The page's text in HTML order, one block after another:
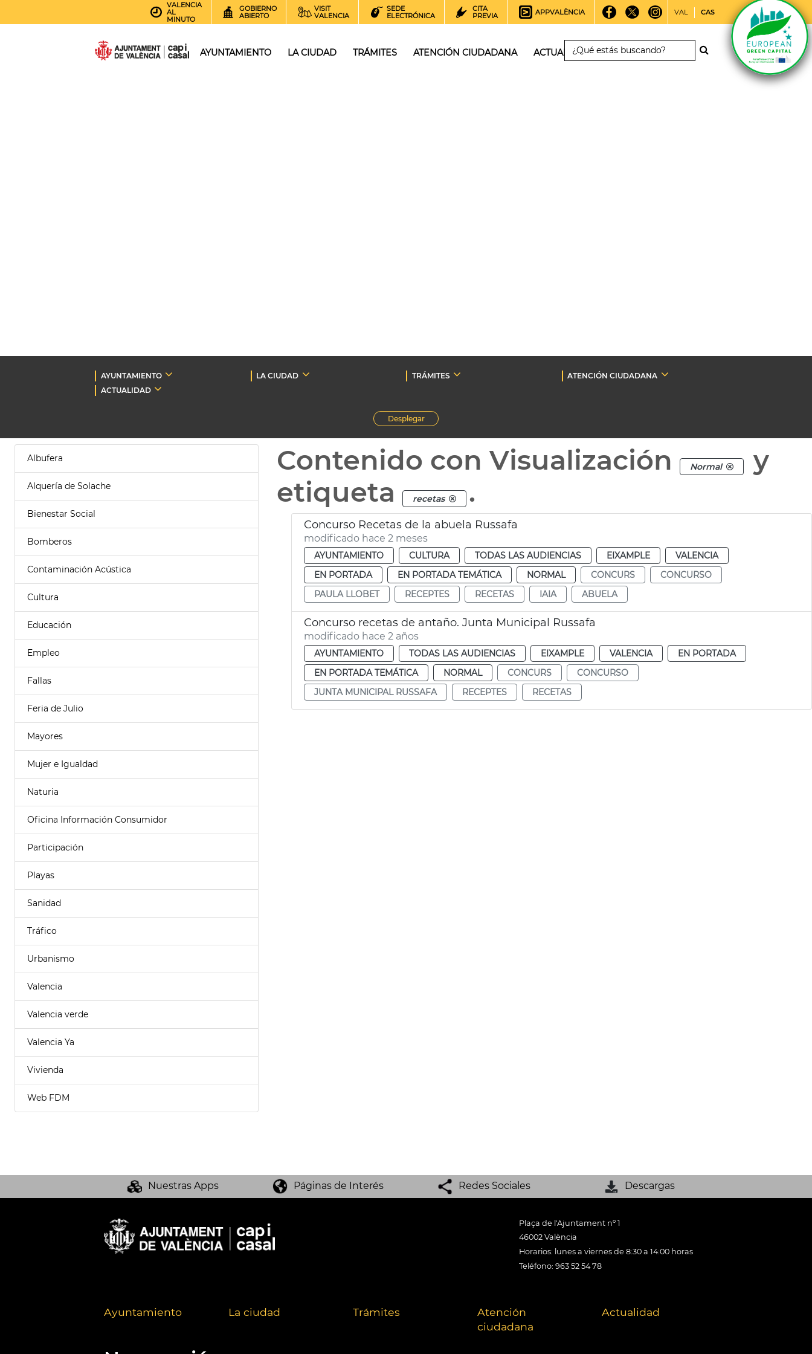
VALENCIA
AL
MINUTO
GOBIERNO
ABIERTO
VISIT
VALENCIA
SEDE
ELECTRÓNICA
CITA
PREVIA
APPVALÈNCIA VAL CAS
AYUNTAMIENTO LA CIUDAD TRÁMITES ATENCIÓN CIUDADANA ACTUALIDAD
AYUNTAMIENTO LA CIUDAD TRÁMITES
ATENCIÓN CIUDADANA
ACTUALIDAD
Desplegar
Albufera
Alquería de Solache
Bienestar Social
Bomberos
Contaminación Acústica
Cultura
Educación
Empleo
Fallas
Feria de Julio
Mayores
Mujer e Igualdad
Naturia
Oficina Información Consumidor
Participación
Playas
Sanidad
Tráfico
Urbanismo
Valencia
Valencia verde
Valencia Ya
Vivienda
Web FDM
Contenido con Visualización Normal
y
etiqueta
recetas .
Concurso Recetas de la abuela Russafa
modificado hace 2 meses
AYUNTAMIENTO CULTURA TODAS LAS AUDIENCIAS EIXAMPLE
VALENCIA
EN PORTADA
EN PORTADA TEMÁTICA NORMAL CONCURS
CONCURSO
PAULA LLOBET
RECEPTES RECETAS IAIA ABUELA
Concurso recetas de antaño. Junta Municipal Russafa
modificado hace 2 años
AYUNTAMIENTO TODAS LAS AUDIENCIAS EIXAMPLE VALENCIA
EN PORTADA
EN PORTADA TEMÁTICA
NORMAL CONCURS
CONCURSO
JUNTA MUNICIPAL RUSSAFA
RECEPTES RECETAS
Nuestras Apps Páginas de Interés Redes Sociales Descargas
Plaça de l'Ajuntament nº 1
46002 València
Horarios: lunes a viernes de 8:30 a 14:00 horas
Teléfono: 963 52 54 78
Ayuntamiento La ciudad Trámites
Atención
ciudadana
Actualidad